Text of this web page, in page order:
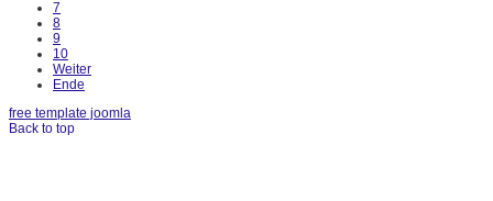
7
8
9
10
Weiter
Ende
free template joomla
Back to top